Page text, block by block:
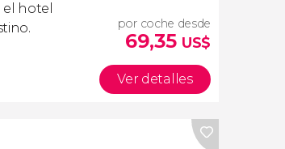
hotel
por coche desde
69,35 US$
Ver detalles